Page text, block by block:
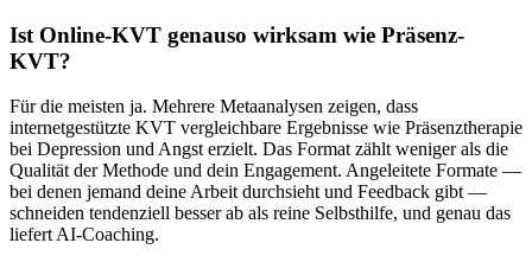
Ist Online-KVT genauso wirksam wie Präsenz-
KVT?
Für die meisten ja. Mehrere Metaanalysen zeigen, dass
internetgestützte KVT vergleichbare Ergebnisse wie Präsenztherapie
bei Depression und Angst erzielt. Das Format zählt weniger als die
Qualität der Methode und dein Engagement. Angeleitete Formate —
bei denen jemand deine Arbeit durchsieht und Feedback gibt —
schneiden tendenziell besser ab als reine Selbsthilfe, und genau das
liefert AI-Coaching.